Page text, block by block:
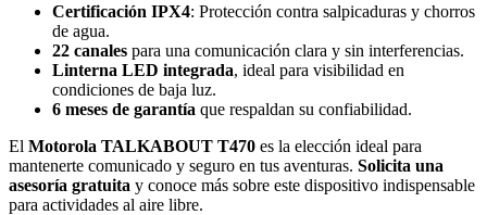
Certificación IPX4: Protección contra salpicaduras y chorros
de agua.
22 canales para una comunicación clara y sin interferencias.
Linterna LED integrada, ideal para visibilidad en
condiciones de baja luz.
6 meses de garantía que respaldan su confiabilidad.
El Motorola TALKABOUT T470 es la elección ideal para
mantenerte comunicado y seguro en tus aventuras. Solicita una
asesoría gratuita y conoce más sobre este dispositivo indispensable
para actividades al aire libre.